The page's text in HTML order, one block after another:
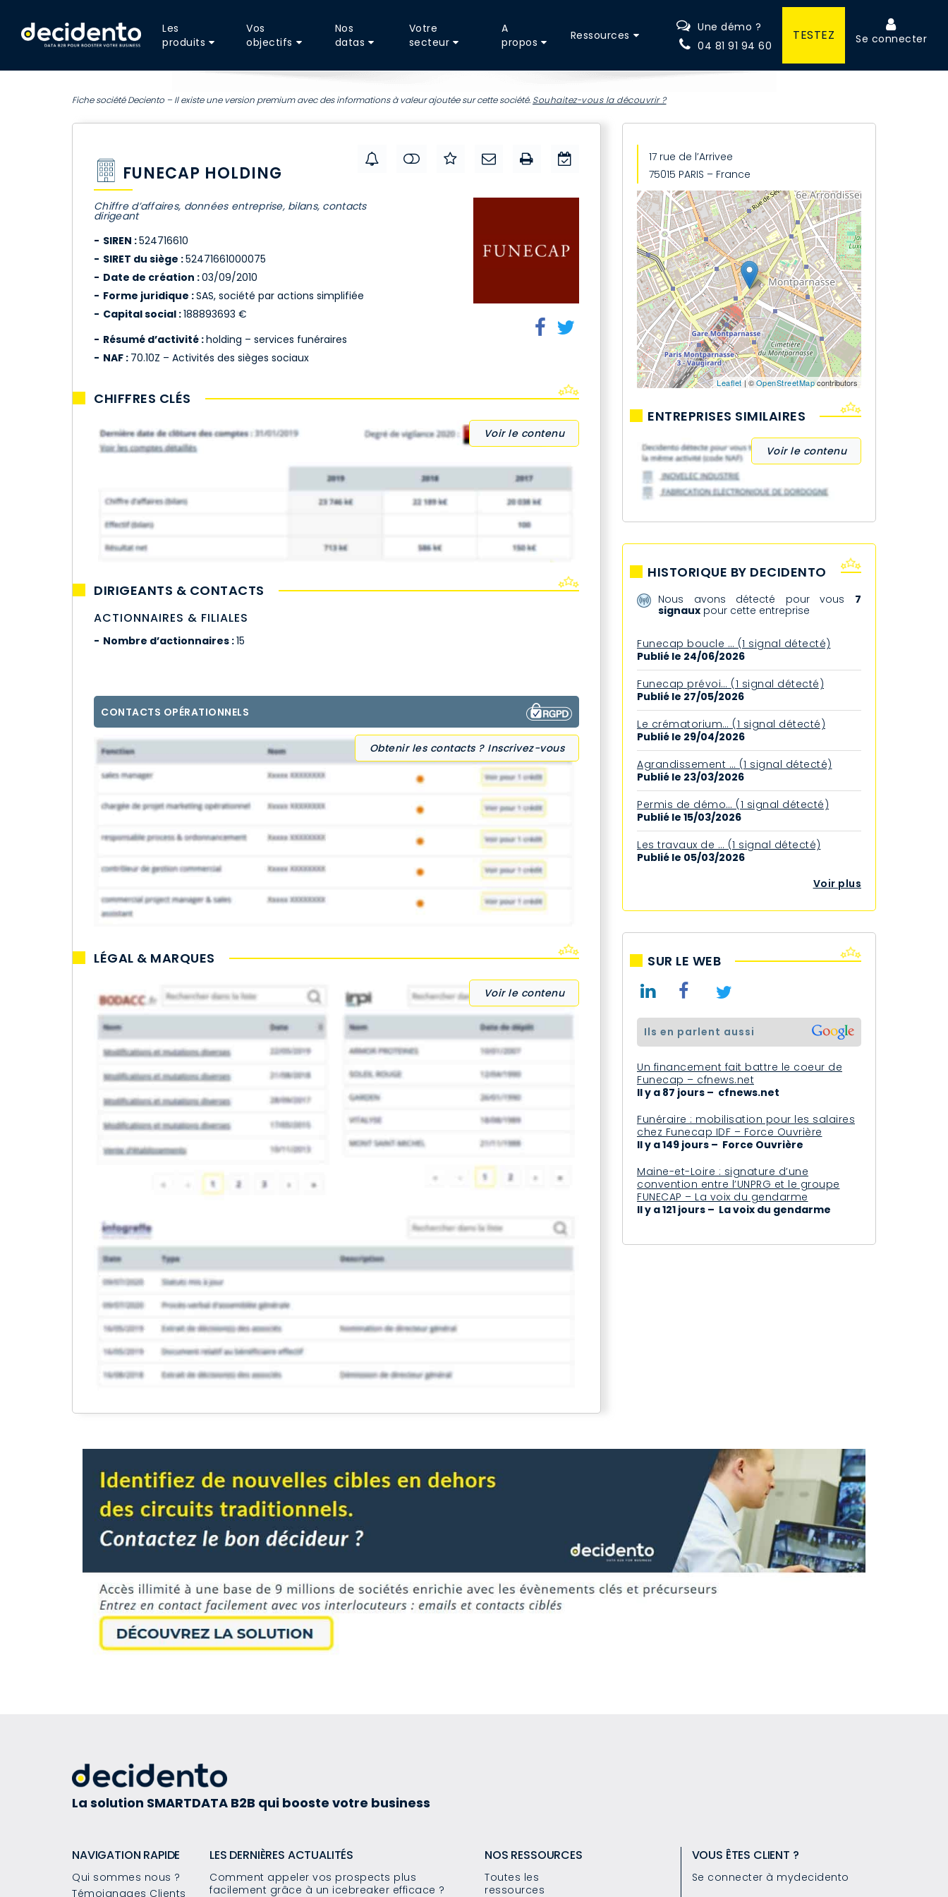
Les
produits
Vos
objectifs
Nos
datas
Votre
secteur
A
propos
Ressources
Une démo ?
04 81 91 94 60
TESTEZ Se connecter
Fiche société Deciento – Il existe une version premium avec des informations à valeur ajoutée sur cette société. Souhaitez-vous la découvrir ?
FUNECAP HOLDING
Chiffre d’affaires, données entreprise, bilans, contacts
dirigeant
SIREN :524716610
SIRET du siège :52471661000075
Date de création :03/09/2010
Forme juridique :SAS, société par actions simplifiée
Capital social :188893693 €
Résumé d’activité :holding – services funéraires
NAF : 70.10Z – Activités des sièges sociaux
CHIFFRES CLÉS
Voir le contenu
DIRIGEANTS & CONTACTS
ACTIONNAIRES & FILIALES
Nombre d’actionnaires :15
CONTACTS OPÉRATIONNELS
Obtenir les contacts ? Inscrivez-vous
LÉGAL & MARQUES
Voir le contenu
17 rue de l’Arrivee
75015 PARIS – France
Leaflet| ©OpenStreetMapcontributors
ENTREPRISES SIMILAIRES
Voir le contenu
HISTORIQUE BY DECIDENTO
Nous avons détecté pour vous 7
signaux pour cette entreprise
Funecap boucle … (1 signal détecté)
Publié le 24/06/2026
Funecap prévoi… (1 signal détecté)
Publié le 27/05/2026
Le crématorium… (1 signal détecté)
Publié le 29/04/2026
Agrandissement … (1 signal détecté)
Publié le 23/03/2026
Permis de démo… (1 signal détecté)
Publié le 15/03/2026
Les travaux de … (1 signal détecté)
Publié le 05/03/2026
Voir plus
SUR LE WEB
ils en parlent aussi
Un financement fait battre le coeur de
Funecap – cfnews.net
Il y a 87 jours – cfnews.net
Funéraire : mobilisation pour les salaires
chez Funecap IDF – Force Ouvrière
Il y a 149 jours – Force Ouvrière
Maine-et-Loire : signature d’une
convention entre l’UNPRG et le groupe
FUNECAP – La voix du gendarme
Il y a 121 jours – La voix du gendarme
La solution SMARTDATA B2B qui booste votre business
NAVIGATION RAPIDE
Qui sommes nous ?
Témoignages Clients
LES DERNIÈRES ACTUALITÉS
Comment appeler vos prospects plus
facilement grâce à un icebreaker efficace ?
NOS RESSOURCES
Toutes les
ressources
VOUS ÊTES CLIENT ?
Se connecter à mydecidento